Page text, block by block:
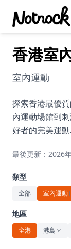
精選活動
博客文章
約會好去處
美食佳餚
運動
藝術文化
休閒
香港室
室內運動
探索香港最優
內運動場館到
好者的完美運動
最後更新：2026
類型
全部 室內運動(
地區
全港 港島